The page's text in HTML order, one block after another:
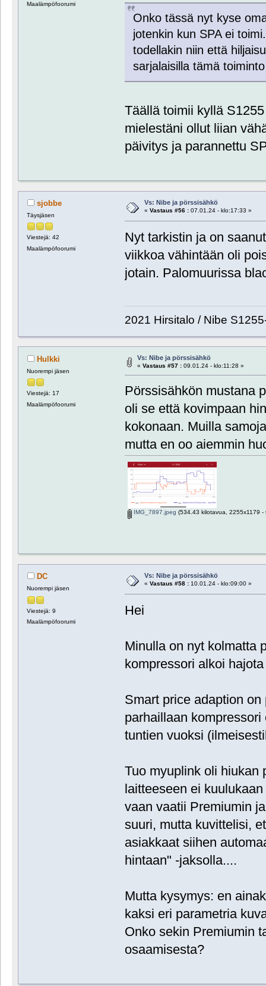
Maalämpöfoorumi
Onko tässä nyt kyse
jotenkin kun SPA ei
todellakin niin että
sarjalaisilla tämä
Täällä toimii kyllä
mielestäni ollut liian
päivitys ja parannettu
sjobbe
Täysjäsen
Viestejä: 42
Maalämpöfoorumi
Vs: Nibe ja pörssisähkö
« Vastaus #56 :07.01.24 - klo:17:33 »
Nyt tarkistin ja on
viikkoa vähintään oli
jotain. Palomuurissa
2021 Hirsitalo / Nibe
Hulkki
Nuorempi jäsen
Viestejä: 17
Maalämpöfoorumi
Vs: Nibe ja pörssisähkö
« Vastaus #57 :09.01.24 - klo:11:28 »
Pörssisähkön mustana
oli se että kovimpaan
kokonaan. Muilla
mutta en oo aiemmin
IMG_7897.jpeg (534.43 kilotavua, 2255x1179 -
DC
Nuorempi jäsen
Viestejä: 9
Maalämpöfoorumi
Vs: Nibe ja pörssisähkö
« Vastaus #58 :10.01.24 - klo:09:00 »
Hei
Minulla on nyt kolmatta
kompressori alkoi
Smart price adaption
parhaillaan
tuntien vuoksi
Tuo myuplink oli hiukan
laitteeseen ei
vaan vaatii Premiumin
suuri, mutta kuvittelisi,
asiakkaat siihen
hintaan" -jaksolla....
Mutta kysymys: en
kaksi eri parametria
Onko sekin Premiumin
osaamisesta?